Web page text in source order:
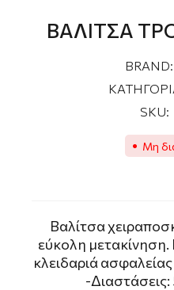
ΒΑΛΙΤΣΑ
BRAND:
SKU:
Μη
Βαλίτσα
εύκολη μετακίνηση.
κλειδαριά
-